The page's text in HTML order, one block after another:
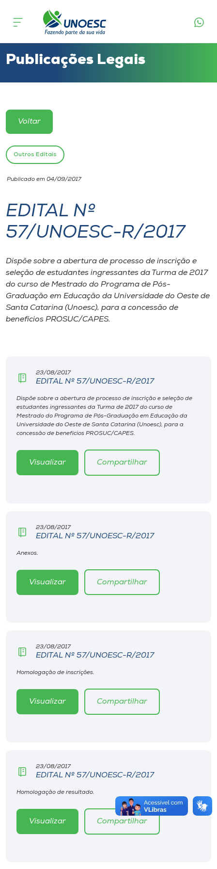
Cursos
Atendimento ao Estudante
Portal de Ensino
Unoesc
Internacionalização
I.nova
Diplomados
Cultura
Editora
Rádio
Selecione
o idioma
Publicações Legais
Voltar
Outros Editais
Publicado em 04/09/2017
EDITAL Nº
57/UNOESC-R/2017
Dispõe sobre a abertura de processo de inscrição e
seleção de estudantes ingressantes da Turma de 2017
do curso de Mestrado do Programa de Pós-
Graduação em Educação da Universidade do Oeste de
Santa Catarina (Unoesc), para a concessão de
benefícios PROSUC/CAPES.
23/08/2017
EDITAL Nº 57/UNOESC-R/2017
Dispõe sobre a abertura de processo de inscrição e seleção de
estudantes ingressantes da Turma de 2017 do curso de
Mestrado do Programa de Pós-Graduação em Educação da
Universidade do Oeste de Santa Catarina (Unoesc), para a
concessão de benefícios PROSUC/CAPES.
Visualizar Compartilhar
23/08/2017
EDITAL Nº 57/UNOESC-R/2017
Anexos.
Visualizar Compartilhar
23/08/2017
EDITAL Nº 57/UNOESC-R/2017
Homologação de inscrições.
Visualizar Compartilhar
23/08/2017
EDITAL Nº 57/UNOESC-R/2017
Homologação de resultado.
Visualizar Compartilhar